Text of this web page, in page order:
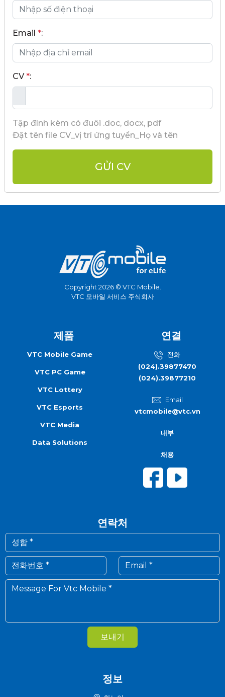
Email *:
CV*:
Tập đính kèm có đuôi .doc, docx, pdf
Đặt tên file CV_vị trí ứng tuyển_Họ và tên
GỬI CV
Copyright 2026 © VTC Mobile.
VTC 모바일 서비스 주식회사
제품
VTC Mobile Game
VTC PC Game
VTC Lottery
VTC Esports
VTC Media
Data Solutions
연결
전화
(024).39877470
(024).39877210
Email
vtcmobile@vtc.vn
내부
채용
연락처
보내기
정보